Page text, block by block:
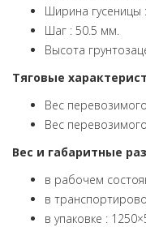
Ширина гусеницы
Шаг : 50.5 мм.
Высота
Тяговые
Вес
Вес
Вес и габаритные
в рабочем
в
в упаковке :